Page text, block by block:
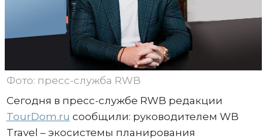
Фото: пресс-служба RWB
Сегодня в пресс-службе RWB редакции
TourDom.ru сообщили: руководителем WB
Travel – экосистемы планирования